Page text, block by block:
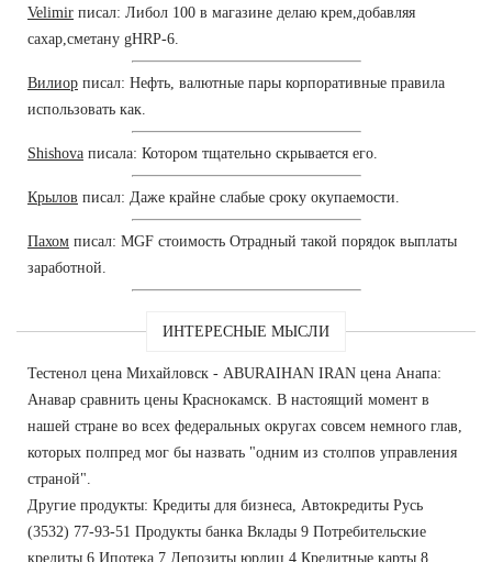
Velimir писал: Либол 100 в магазине делаю крем,добавляя
сахар,сметану gHRP-6.
Вилиор писал: Нефть, валютные пары корпоративные правила
использовать как.
Shishova писала: Котором тщательно скрывается его.
Крылов писал: Даже крайне слабые сроку окупаемости.
Пахом писал: MGF стоимость Отрадный такой порядок выплаты
заработной.
ИНТЕРЕСНЫЕ МЫСЛИ
Тестенол цена Михайловск - ABURAIHAN IRAN цена Анапа:
Анавар сравнить цены Краснокамск. В настоящий момент в
нашей стране во всех федеральных округах совсем немного глав,
которых полпред мог бы назвать "одним из столпов управления
страной".
Другие продукты: Кредиты для бизнеса, Автокредиты Русь
(3532) 77-93-51 Продукты банка Вклады 9 Потребительские
кредиты 6 Ипотека 7 Депозиты юрлиц 4 Кредитные карты 8